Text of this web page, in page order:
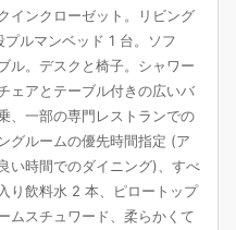
インクローゼット。リビング
ルマンベッド 1 台。ソフ
ル。デスクと椅子。シャワー
ェアとテーブル付きの広いバ
、一部の専門レストランでの
グルームの優先時間指定 (ア
い時間でのダイニング)、すべ
り飲料水 2 本、ピロートップ
ムスチュワード、柔らかくて